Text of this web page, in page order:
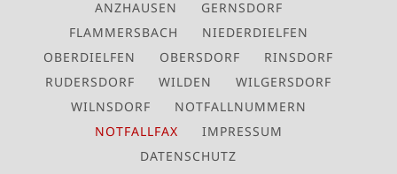
ANZHAUSEN
GERNSDORF
FLAMMERSBACH
NIEDERDIELFEN
OBERDIELFEN
OBERSDORF
RINSDORF
RUDERSDORF
WILDEN
WILGERSDORF
WILNSDORF
NOTFALLNUMMERN
NOTFALLFAX
IMPRESSUM
DATENSCHUTZ